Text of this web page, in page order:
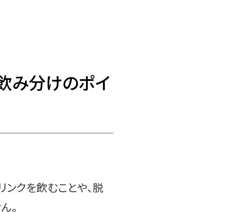
み分けのポイ
クを飲むことや、脱
。